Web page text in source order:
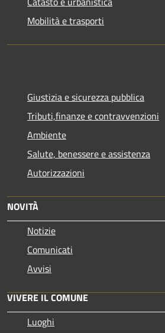
Mobilità e trasporti
Giustizia e sicurezza pubblica
Tributi,finanze e contravvenzioni
Ambiente
Salute, benessere e assistenza
Autorizzazioni
NOVITÀ
Notizie
Comunicati
Avvisi
VIVERE IL COMUNE
Luoghi